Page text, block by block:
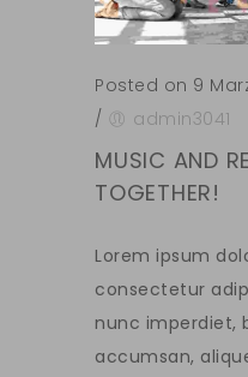
Posted on 9
/
admin3041
MUSIC AND
TOGETHER!
Lorem ipsum
consectetur
nunc imperdiet,
accumsan,